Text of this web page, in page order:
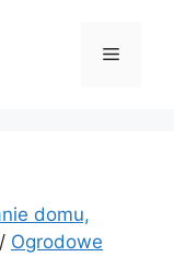
Menu
domu,
/ Ogrodowe